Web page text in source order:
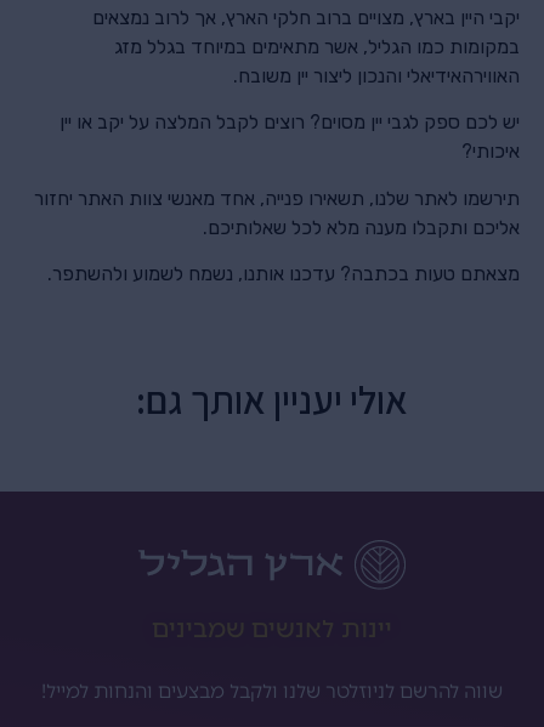
יקבי היין בארץ, מצויים ברוב חלקי הארץ, אך לרוב נמצאים
במקומות כמו הגליל, אשר מתאימים במיוחד בגלל מזג
האווירהאידיאלי והנכון ליצור יין משובח.
יש לכם ספק לגבי יין מסוים? רוצים לקבל המלצה על יקב או יין
איכותי?
תירשמו לאתר שלנו, תשאירו פנייה, אחד מאנשי צוות האתר יחזור
אליכם ותקבלו מענה מלא לכל שאלותיכם.
מצאתם טעות בכתבה? עדכנו אותנו, נשמח לשמוע ולהשתפר.
אולי יעניין אותך גם:
יינות לאנשים שמבינים
שווה להרשם לניוזלטר שלנו ולקבל מבצעים והנחות למייל!